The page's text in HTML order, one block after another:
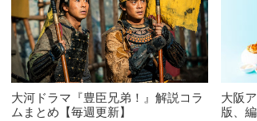
大河ドラマ『豊臣兄弟！』解説コラ
ムまとめ【毎週更新】
大阪
版、